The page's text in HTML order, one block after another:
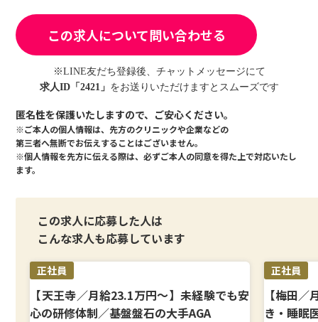
この求人について問い合わせる
※LINE友だち登録後、チャットメッセージにて
求人ID「2421」 をお送りいただけますとスムーズです
匿名性を保護いたしますので、ご安心ください。
※ご本人の個人情報は、先方のクリニックや企業などの
第三者へ無断でお伝えすることはございません。
※個人情報を先方に伝える際は、必ずご本人の同意を得た上で対応いたし
ます。
この求人に応募した人は
こんな求人も応募しています
正社員
【天王寺／月給23.1万円〜】未経験でも安
心の研修体制／基盤盤石の大手AGA
正社員
【梅田
き・睡眠